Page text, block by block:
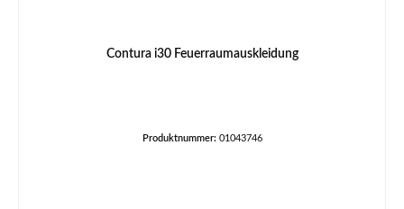
Contura i30 Feuerraumauskleidung
Produktnummer: 01043746